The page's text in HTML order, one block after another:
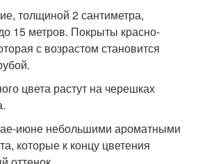
толщиной 2 сантиметра,
15 метров. Покрыты красно-
с возрастом становится
цвета растут на черешках
июне небольшими ароматными
которые к концу цветения